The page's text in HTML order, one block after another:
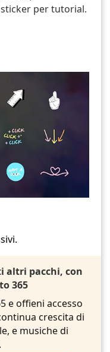
per tutorial.
altri pacchi, con
365
e offieni accesso
crescita di
e musiche di